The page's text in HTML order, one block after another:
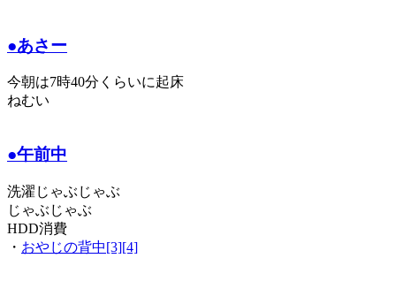
●あさー
今朝は7時40分くらいに起床
ねむい
●午前中
洗濯じゃぶじゃぶ
じゃぶじゃぶ
HDD消費
・ おやじの背中[3][4]